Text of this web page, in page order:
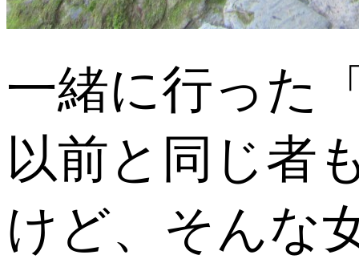
一緒に行った
以前と同じ者
けど、そんな